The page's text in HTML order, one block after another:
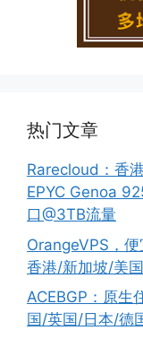
热门文章
Rarecloud：香
EPYC Genoa
口@3TB流量
OrangeVPS，
香港/新加坡/美
ACEBGP：原生
国/英国/日本/德